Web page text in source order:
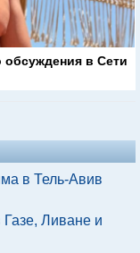
в Сети
в Тель-Авив
Ливане и